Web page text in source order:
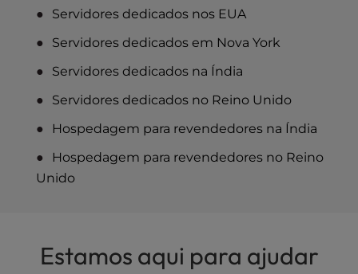
Servidores dedicados nos EUA
Servidores dedicados em Nova York
Servidores dedicados na Índia
Servidores dedicados no Reino Unido
Hospedagem para revendedores na Índia
Hospedagem para revendedores no Reino
Unido
Estamos aqui para ajudar